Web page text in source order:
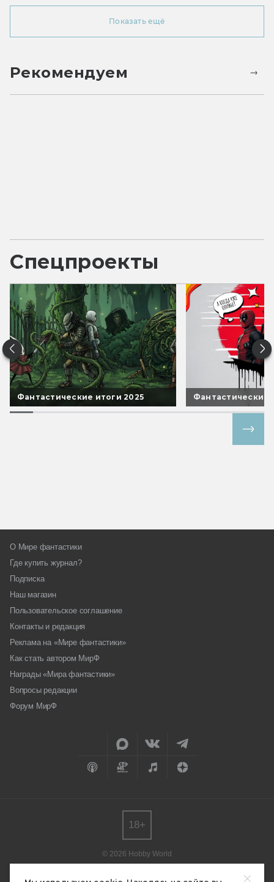
Показать ещё
Рекомендуем
Спецпроекты
Фантастические итоги 2025 Фантастические
О Мире фантастики
Где купить журнал?
Подписка
Наш магазин
Пользовательское соглашение
Контакты и редакция
Реклама на «Мире фантастики»
Как стать автором МирФ
Награды «Мира фантастики»
Вопросы редакции
Форум МирФ
© 2026 Hobby World
редакции.
18+